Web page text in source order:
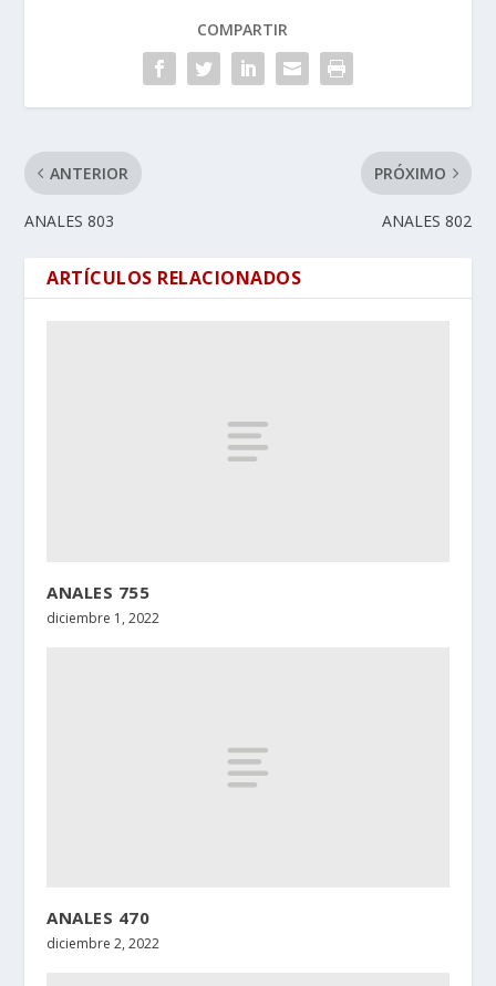
COMPARTIR
ANTERIOR
ANALES 803
PRÓXIMO
ANALES 802
ARTÍCULOS RELACIONADOS
ANALES 755
diciembre 1, 2022
ANALES 470
diciembre 2, 2022